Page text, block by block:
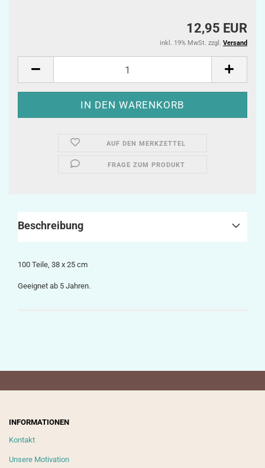
12,95 EUR
inkl. 19% MwSt. zzgl. Versand
AUF DEN MERKZETTEL
FRAGE ZUM PRODUKT
Beschreibung
100 Teile, 38 x 25 cm
Geeignet ab 5 Jahren.
INFORMATIONEN
Kontakt
Unsere Motivation